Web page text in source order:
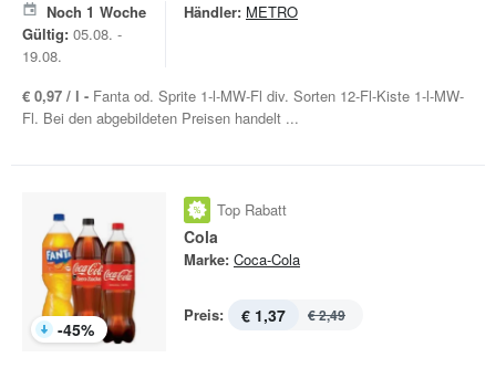
Noch 1 Woche
Gültig: 05.08. -
19.08.
Händler: METRO
€ 0,97 / l - Fanta od. Sprite 1-l-MW-Fl div. Sorten 12-Fl-Kiste 1-l-MW-
Fl. Bei den abgebildeten Preisen handelt ...
-45%
Top Rabatt
Cola
Marke: Coca-Cola
Preis: € 1,37 € 2,49